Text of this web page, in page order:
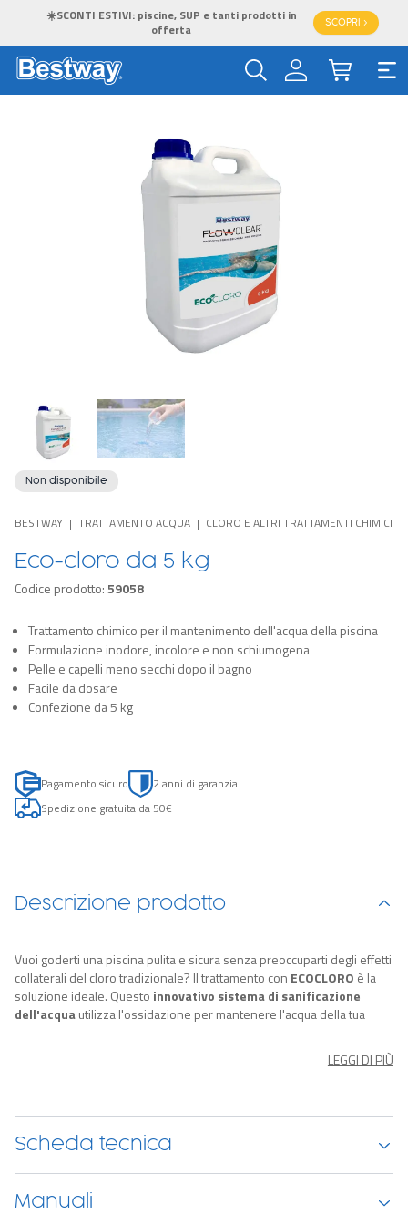
☀️SCONTI ESTIVI: piscine, SUP e tanti prodotti in
offerta
SCOPRI >
Non disponibile
BESTWAY TRATTAMENTO ACQUA CLORO E ALTRI TRATTAMENTI CHIMICI
Eco-cloro da 5 kg
Codice prodotto:59058
Trattamento chimico per il mantenimento dell'acqua della piscina
Formulazione inodore, incolore e non schiumogena
Pelle e capelli meno secchi dopo il bagno
Facile da dosare
Confezione da 5 kg
Pagamento sicuro
2 anni di garanzia
Spedizione gratuita da 50€
Descrizione prodotto
Vuoi goderti una piscina pulita e sicura senza preoccuparti degli effetti
collaterali del cloro tradizionale? Il trattamento con ECOCLORO è la
soluzione ideale. Questo innovativo sistema di sanificazione
dell'acquautilizza l'ossidazione per mantenere l'acqua della tua
Con ECOCLORO hai lastessa efficacia del cloro tradizionale e
tanti vantaggi in più: puoi dire addio alla pelle e ai capelli secchi
dopo il bagno in piscina; non devi preoccuparti di danneggiare il liner
della piscina. Inoltre, il prodotto èinodore,incoloreenon
schiumogeno
immediatamente dopo il trattamento, evitando attese fastidiose.
LEGGI DI PIÙ
Scheda tecnica
Manuali